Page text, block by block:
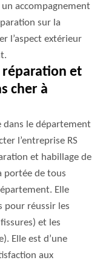
accompagnement
sur la
l’aspect extérieur
réparation et
cher à
dans le département
l’entreprise RS
et habillage de
portée de tous
Elle
pour réussir les
et les
Elle est d’une
aux